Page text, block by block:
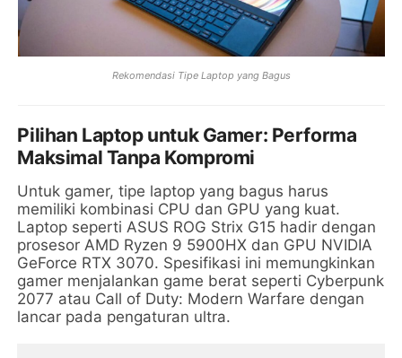
Rekomendasi Tipe Laptop yang Bagus
Pilihan Laptop untuk Gamer: Performa
Maksimal Tanpa Kompromi
Untuk gamer, tipe laptop yang bagus harus
memiliki kombinasi CPU dan GPU yang kuat.
Laptop seperti ASUS ROG Strix G15 hadir dengan
prosesor AMD Ryzen 9 5900HX dan GPU NVIDIA
GeForce RTX 3070. Spesifikasi ini memungkinkan
gamer menjalankan game berat seperti Cyberpunk
2077 atau Call of Duty: Modern Warfare dengan
lancar pada pengaturan ultra.